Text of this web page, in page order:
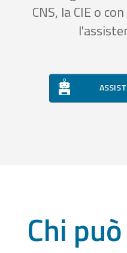
CNS, la CIE o
Chi